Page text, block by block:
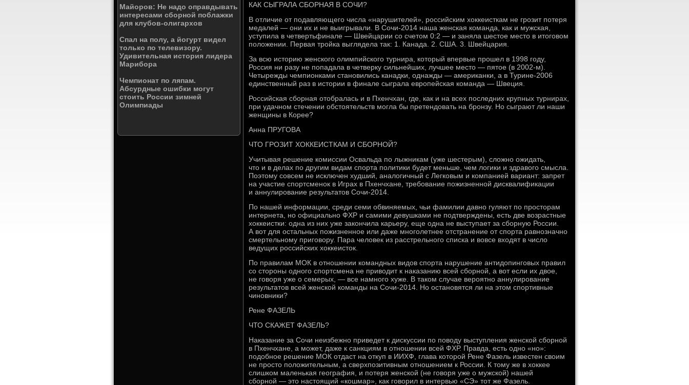
Майоров: Не надо оправдывать
интересами сборной поблажки
для клубов-олигархов
Спал на полу, а йогурт видел
только по телевизору.
Удивительная история лидера
Марибора
Чемпионат по ляпам.
Абсурдные ошибки могут
стоить России зимней
Олимпиады
КАК СЫГРАЛА СБОРНАЯ В СОЧИ?
В отличие от подавляющего числа «нарушителей», российским хоккеисткам не грозит потеря
медалей — они их и не выигрывали. В Сочи-2014 наша женская команда, как и мужская,
уступила в четвертьфинале — Швейцарии со счетом 0:2 — и заняла шестое место в итоговом
положении. Первая тройка выглядела так: 1. Канада. 2. США. 3. Швейцария.
За всю историю женского олимпийского турнира, который впервые прошел в 1998 году,
Россия ни разу не попадала в четверку сильнейших, лучшее место — пятое (в 2002-м).
Четырежды чемпионками становились канадки, однажды — американки, а в Турине-2006
единственный раз в истории в финале сыграла европейская команда — Швеция.
Российская сборная отобралась и в Пхенчхан, где, как и на всех последних крупных турнирах,
при удачном стечении обстоятельств могла бы претендовать на бронзу. Но сыграют ли наши
женщины в Корее?
Анна ПРУГОВА
ЧТО ГРОЗИТ ХОККЕИСТКАМ И СБОРНОЙ?
Учитывая решение комиссии Освальда по лыжникам (уже шестерым), сложно ожидать,
что и в делах по другим видам спорта политики будет меньше, чем логики и здравого смысла.
Поэтому совсем не исключен худший, аналогичный с Легковым и компанией вариант: запрет
на участие спортсменок в Играх в Пхенчхане, требование пожизненной дисквалификации
и аннулирование результатов Сочи-2014.
По нашей информации, среди семи обвиняемых, чьи фамилии давно гуляют по просторам
интернета, но официально ФХР и самими девушками не подтверждены, есть две возрастные
хоккеистки: одна из них уже закончила карьеру, еще одна не выступает за сборную России.
А вот для остальных пожизненное или даже многолетнее отстранение от спорта равнозначно
смертельному приговору. Пара человек из расстрельного списка и вовсе входят в число
ведущих российских хоккеисток.
По правилам МОК в отношении командных видов спорта нарушение антидопинговых правил
со стороны одного спортсмена не приводит к наказанию всей сборной, а вот если их двое,
не говоря уже о семерых, — все намного хуже. В таком случае вероятно аннулирование
результатов всей женской команды на Сочи-2014. Но остановятся ли на этом спортивные
чиновники?
Рене ФАЗЕЛЬ
ЧТО СКАЖЕТ ФАЗЕЛЬ?
Наказание за Сочи неизбежно приведет к дискуссии по поводу выступления женской сборной
в Пхенчхане, а может, даже к санкциям в отношении всей ФХР. Правда, есть одно «но»:
подобное решение МОК отдаст на откуп в ИИХФ, глава которой Рене Фазель известен своим
не просто положительным, а сверхпозитивным отношением к России. К тому же в хоккее
слишком маленькая география, и потеря женской (не говоря уже о мужской) нашей
сборной — это настоящий «кошмар», как говорил в интервью «СЭ» тот же Фазель.